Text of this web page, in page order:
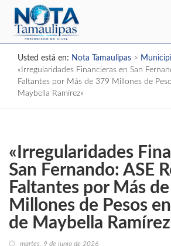
Usted está en: Nota Tamaulipas >
«Irregularidades Financieras en San
Faltantes por Más de 379 Millones de
Maybella Ramírez»
«Irregularidades
San Fernando: ASE
Faltantes por Más
Millones de Pesos
de Maybella
martes, 9 de junio de 2026